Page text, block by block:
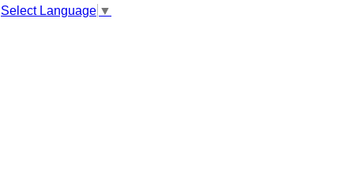
Select Language ▼